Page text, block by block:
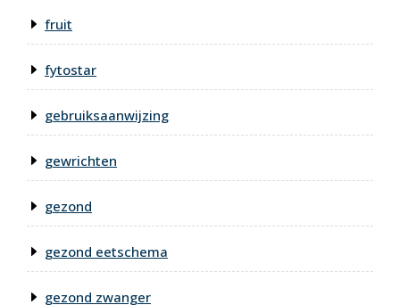
fruit
fytostar
gebruiksaanwijzing
gewrichten
gezond
gezond eetschema
gezond zwanger